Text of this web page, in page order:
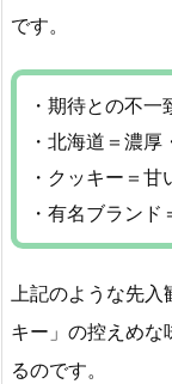
です。
・期待との不一
・北海道＝濃
・クッキー＝
・有名ブラン
上記のような先
キー」の控えめな
るのです。